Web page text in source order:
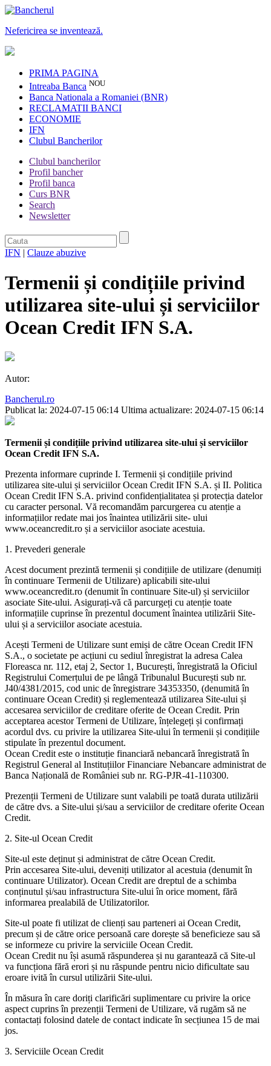
Nefericirea se inventează.
PRIMA PAGINA
Intreaba Banca NOU
Banca Nationala a Romaniei (BNR)
RECLAMATII BANCI
ECONOMIE
IFN
Clubul Bancherilor
Clubul bancherilor
Profil bancher
Profil banca
Curs BNR
Search
Newsletter
IFN | Clauze abuzive
Termenii și condițiile privind
utilizarea site-ului și serviciilor
Ocean Credit IFN S.A.
Autor:
Bancherul.ro
Publicat la: 2024-07-15 06:14 Ultima actualizare: 2024-07-15 06:14
Termenii și condițiile privind utilizarea site-ului și serviciilor
Ocean Credit IFN S.A.
Prezenta informare cuprinde I. Termenii și condițiile privind
utilizarea site-ului și serviciilor Ocean Credit IFN S.A. și II. Politica
Ocean Credit IFN S.A. privind confidențialitatea și protecția datelor
cu caracter personal. Vă recomandăm parcurgerea cu atenție a
informațiilor redate mai jos înaintea utilizării site- ului
www.oceancredit.ro și a serviciilor asociate acestuia.
1. Prevederi generale
Acest document prezintă termenii și condițiile de utilizare (denumiți
în continuare Termenii de Utilizare) aplicabili site-ului
www.oceancredit.ro (denumit în continuare Site-ul) și serviciilor
asociate Site-ului. Asigurați-vă că parcurgeți cu atenție toate
informațiile cuprinse în prezentul document înaintea utilizării Site-
ului și a serviciilor asociate acestuia.
Acești Termeni de Utilizare sunt emiși de către Ocean Credit IFN
S.A., o societate pe acțiuni cu sediul înregistrat la adresa Calea
Floreasca nr. 112, etaj 2, Sector 1, București, înregistrată la Oficiul
Registrului Comerțului de pe lângă Tribunalul București sub nr.
J40/4381/2015, cod unic de înregistrare 34353350, (denumită în
continuare Ocean Credit) și reglementează utilizarea Site-ului și
accesarea serviciilor de creditare oferite de Ocean Credit. Prin
acceptarea acestor Termeni de Utilizare, înțelegeți și confirmați
acordul dvs. cu privire la utilizarea Site-ului în termenii și condițiile
stipulate în prezentul document.
Ocean Credit este o instituție financiară nebancară înregistrată în
Registrul General al Instituțiilor Financiare Nebancare administrat de
Banca Națională de României sub nr. RG-PJR-41-110300.
Prezenții Termeni de Utilizare sunt valabili pe toată durata utilizării
de către dvs. a Site-ului și/sau a serviciilor de creditare oferite Ocean
Credit.
2. Site-ul Ocean Credit
Site-ul este deținut și administrat de către Ocean Credit.
Prin accesarea Site-ului, deveniți utilizator al acestuia (denumit în
continuare Utilizator). Ocean Credit are dreptul de a schimba
conținutul și/sau infrastructura Site-ului în orice moment, fără
informarea prealabilă de Utilizatorilor.
Site-ul poate fi utilizat de clienți sau parteneri ai Ocean Credit,
precum și de către orice persoană care dorește să beneficieze sau să
se informeze cu privire la serviciile Ocean Credit.
Ocean Credit nu își asumă răspunderea și nu garantează că Site-ul
va funcționa fără erori și nu răspunde pentru nicio dificultate sau
eroare ivită în cursul utilizării Site-ului.
În măsura în care doriți clarificări suplimentare cu privire la orice
aspect cuprins în prezenții Termeni de Utilizare, vă rugăm să ne
contactați folosind datele de contact indicate în secțiunea 15 de mai
jos.
3. Serviciile Ocean Credit